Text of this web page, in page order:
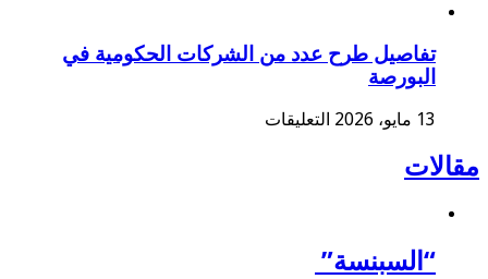
سر
تفاصيل طرح عدد من الشركات الحكومية في
البورصة
13 مايو، 2026 التعليقات
مقالات
“السبنسة”